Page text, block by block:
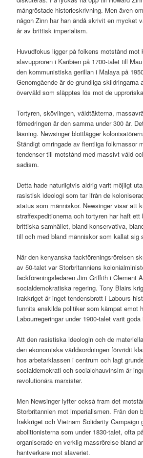
mångröstade historieskrivning. Men även
någon Zinn har han ändå skrivit en mycket
år av brittisk imperialism.
Huvudfokus ligger på folkens motstånd mot
slavupproren i Karibien på 1700-talet till
den kommunistiska gerillan i Malaya på
Genomgående är de grundliga skildringarna
övervåld som släpptes lös mot de
Tortyren, skövlingen, våldtäkterna,
förnedringen är den samma under 300 år.
läsning. Newsinger blottlägger
Ständigt omringade av fientliga folkmassor
tendenser till motstånd med massivt våld
sadism.
Detta hade naturligtvis aldrig varit möjligt
rasistisk ideologi som tar ifrån de
status som människor. Newsinger visar att
straffexpeditionerna och tortyren har haft
brittiska samhället, bland konservativa,
till och med bland människor som kallat sig
När den kenyanska fackföreningsrörelsen
av 50-talet var Storbritanniens
fackföreningsledaren Jim Griffith i Clement
socialdemokratiska regering. Tony Blairs
Irakkriget är inget tendensbrott i Labours
funnits enskilda politiker som kämpat emot
Labourregeringar under 1900-talet varit
Att den rasistiska ideologin och de
den ekonomiska världsordningen förvridit
hos arbetarklassen i centrum och lagt
socialdemokrati och socialchauvinsim är
revolutionära marxister.
Men Newsinger lyfter också fram det
Storbritannien mot imperialismen. Från den
Irakkriget och Vietnam Solidarity Campaign
abolitionisterna som under 1830-talet, ofta
organiserade en verklig massrörelse bland
hantverkare mot slaveriet.